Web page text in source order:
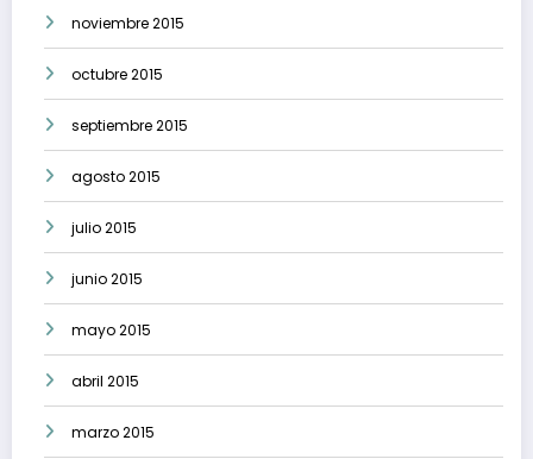
noviembre 2015
octubre 2015
septiembre 2015
agosto 2015
julio 2015
junio 2015
mayo 2015
abril 2015
marzo 2015